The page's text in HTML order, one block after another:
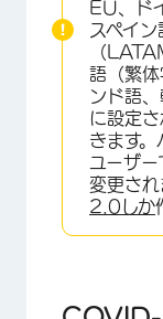
顧客信頼度
レポート
ループを閉
回答通知
利用規約
その他の無
EU、ド
スペイ
（
語（繁
ンド語
に設定
きます
ユーザ
変更され
2.0しか